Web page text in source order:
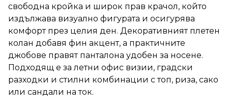
свободна кройка и широк прав крачол, който
издължава визуално фигурата и осигурява
комфорт през целия ден. Декоративният плетен
колан добавя фин акцент, а практичните
джобове правят панталона удобен за носене.
Подходящ е за летни офис визии, градски
разходки и стилни комбинации с топ, риза, сако
или сандали на ток.